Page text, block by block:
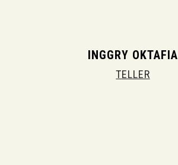
INGGRY OKTAFIA
TELLER